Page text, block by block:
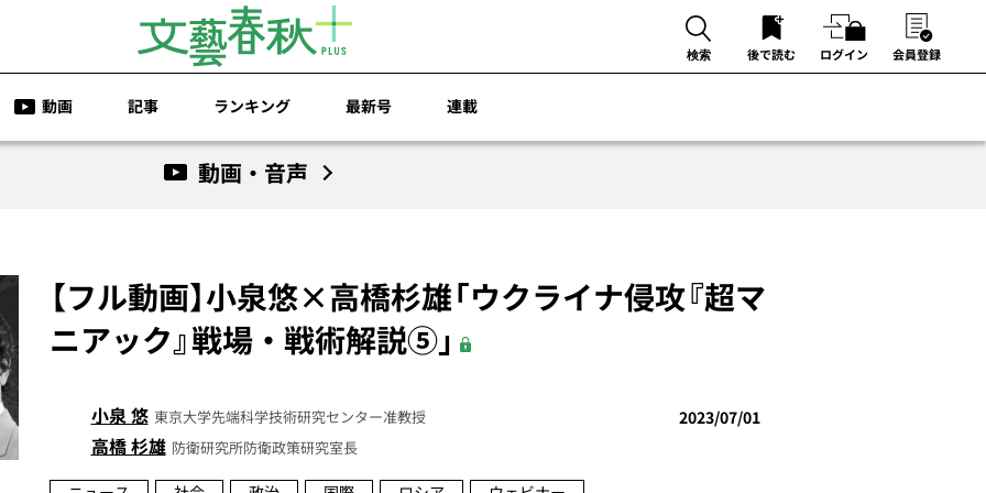
検索 後で読む ログイン 会員登録
動画 記事 ランキング 最新号 連載
動画・音声
【フル動画】小泉悠×高橋杉雄「ウクライナ侵攻『超マ
ニアック』戦場・戦術解説⑤」
小泉 悠 東京大学先端科学技術研究センター准教授
高橋 杉雄 防衛研究所防衛政策研究室長
2023/07/01